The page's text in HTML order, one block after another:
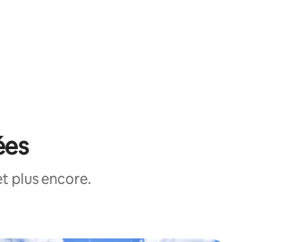
plus encore.